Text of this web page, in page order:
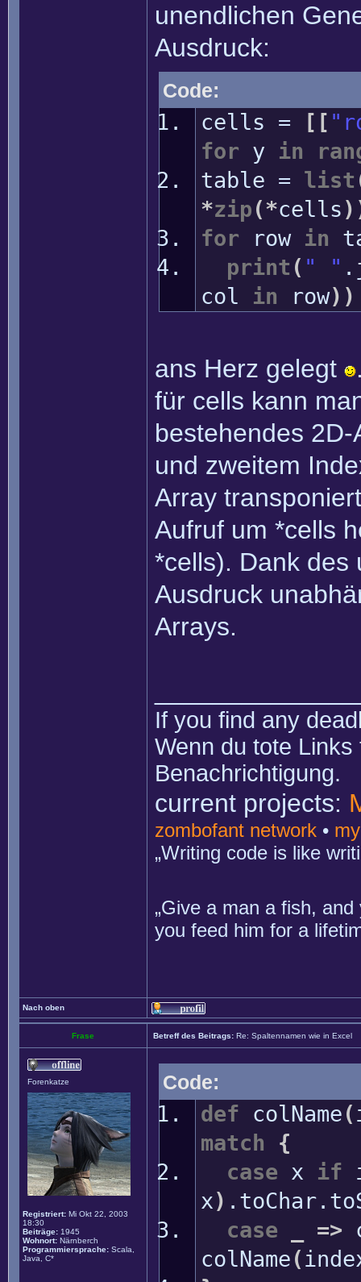
unendlichen
Ausdruck:
Code:
cells = [ [
for y in
table = list
*zip(*cells)
for row in
print ( " " .
col in row) )
ans Herz gelegt
für cells kann
bestehendes
und zweitem
Array
Aufruf um *cells
*cells). Dank des
Ausdruck
Arrays.
If you find any
Wenn du tote
Benachrichtigung.
current projects:
zombofant network •
„Writing code is like
„Give a man a fish,
you feed him for a
Nach oben
Frase Betreff des Beitrags: Re: Spaltennamen wie in Excel
Forenkatze
Registriert: Mi Okt 22, 2003
18:30
Beiträge: 1945
Wohnort: Närnberch
Programmiersprache: Scala,
Java, C*
Code:
def colName(
match
{
case x if
x) . toChar.
case
=>
colName(